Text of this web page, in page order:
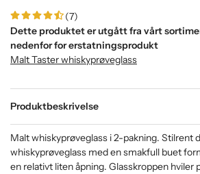
(7)
Dette produktet er utgått fra vårt
nedenfor for erstatningsprodukt
Malt Taster whiskyprøveglass
Produktbeskrivelse
Malt whiskyprøveglass i 2-pakning. Stilrent
whiskyprøveglass med en smakfull buet
en relativt liten åpning. Glasskroppen hviler